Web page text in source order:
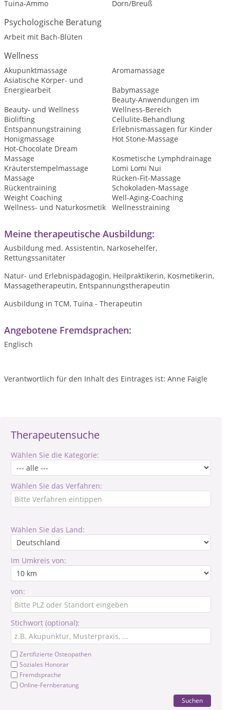
Therapeutensuche
Wählen Sie die Kategorie:
Wählen Sie das Verfahren:
Wählen Sie das Land:
Im Umkreis von:
von:
Stichwort (optional):
Zertifizierte Osteopathen
Soziales Honorar
Fremdsprache
Online-Fernberatung
Suchen
Tuina-Ammo
Dorn/Breuß
Psychologische Beratung
Arbeit mit Bach-Blüten
Wellness
Akupunktmassage
Aromamassage
Asiatische Körper- und
Energiearbeit
Babymassage
Beauty- und Wellness
Beauty-Anwendungen im
Wellness-Bereich
Biolifting
Cellulite-Behandlung
Entspannungstraining
Erlebnismassagen für Kinder
Honigmassage
Hot Stone-Massage
Hot-Chocolate Dream
Massage
Kosmetische Lymphdrainage
Kräuterstempelmassage
Lomi Lomi Nui
Massage
Rücken-Fit-Massage
Rückentraining
Schokoladen-Massage
Weight Coaching
Well-Aging-Coaching
Wellness- und Naturkosmetik
Wellnesstraining
Meine therapeutische Ausbildung:
Ausbildung med. Assistentin, Narkosehelfer,
Rettungssanitäter
Natur- und Erlebnispädagogin, Heilpraktikerin, Kosmetikerin,
Massagetherapeutin, Entspannungstherapeutin
Ausbildung in TCM, Tuina - Therapeutin
Angebotene Fremdsprachen:
Englisch
Verantwortlich für den Inhalt des Eintrages ist: Anne Faigle